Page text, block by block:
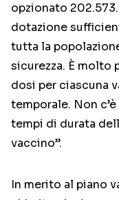
opzionato
dotazione
tutta la
sicurezza. È molto
dosi per ciascuna
temporale. Non
tempi di durata
vaccino”.
In merito al piano